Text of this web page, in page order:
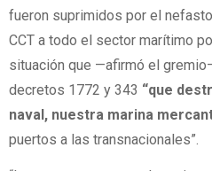
fueron suprimidos por el
CCT a todo el sector marítimo
situación que —afirmó el
decretos 1772 y 343 “que
naval, nuestra marina
puertos a las transnacionales”.